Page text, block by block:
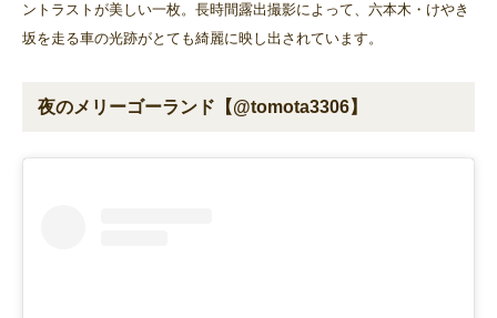
ントラストが美しい一枚。長時間露出撮影によって、六本木・けやき
坂を走る車の光跡がとても綺麗に映し出されています。
夜のメリーゴーランド【@tomota3306】